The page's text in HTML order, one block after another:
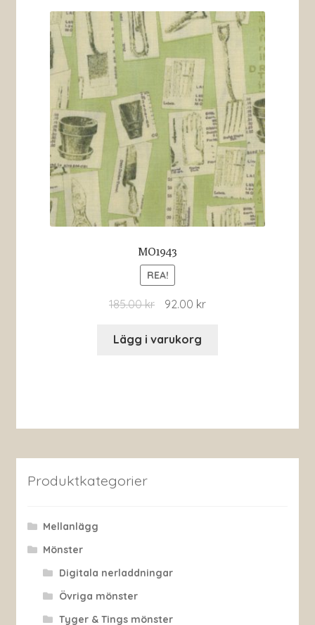
MO1943
REA!
185.00kr 92.00 kr
Lägg i varukorg
Produktkategorier
Mellanlägg
Mönster
Digitala nerladdningar
Övriga mönster
Tyger & Tings mönster